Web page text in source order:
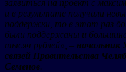
заявиться на проект с
и в результате получали
поддержки, то в этот раз
были поддержаны и
тысяч рублей», – начальник
связей Правительства
Семенов.